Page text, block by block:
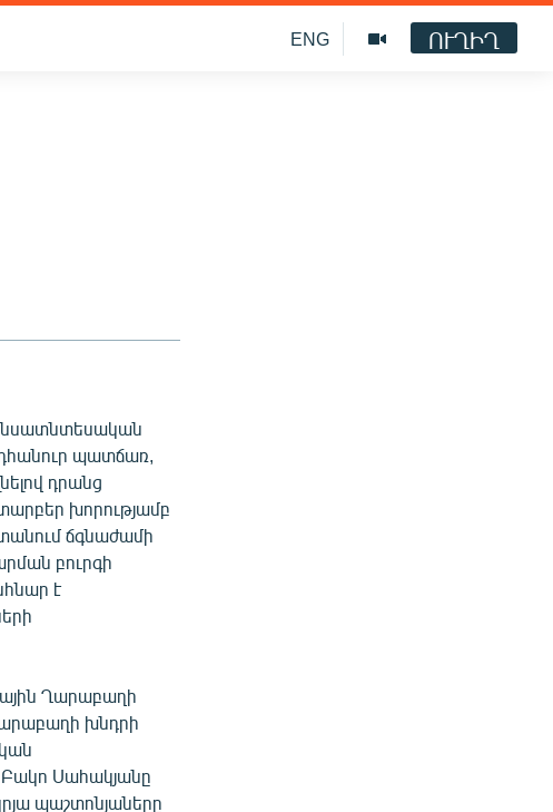
ENG ՈՒՂԻՂ
պատճառ,
դրանց
խորությամբ
ճգնաժամի
բուրգի
է
Ղարաբաղի
խնդրի
Սահակյանը
պաշտոնյաները